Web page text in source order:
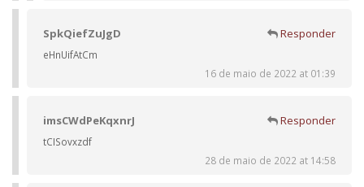
SpkQiefZuJgD Responder
eHnUifAtCm
16 de maio de 2022 at 01:39
imsCWdPeKqxnrJ Responder
tCISovxzdf
28 de maio de 2022 at 14:58